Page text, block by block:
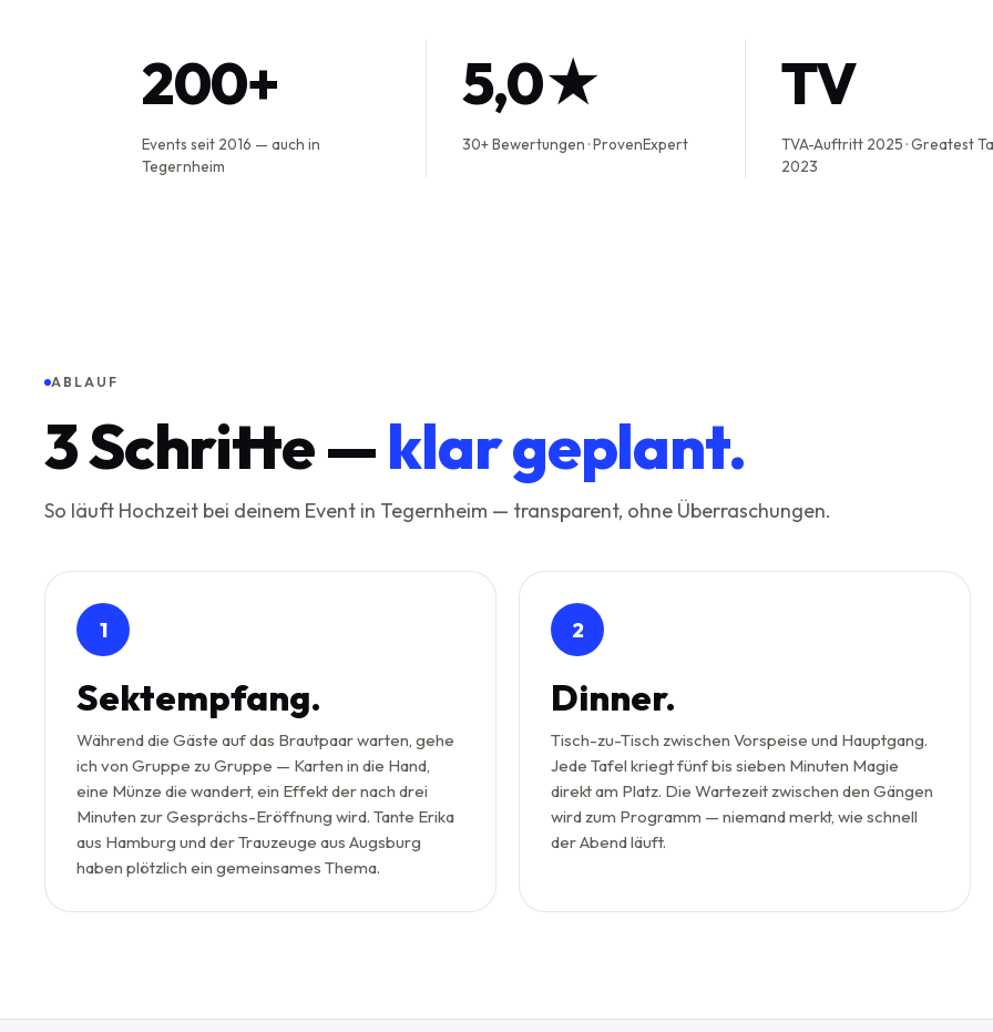
200+
Events seit 2016 — auch in
Tegernheim
5,0★
30+ Bewertungen · ProvenExpert
TV
TVA-Auftritt 2025 · Greatest
2023
ABLAUF
3Schritte —klar geplant.
So läuft Hochzeit bei deinem Event in Tegernheim — transparent, ohne Überraschungen.
1
Sektempfang.
Während die Gäste auf das Brautpaar warten, gehe
ich von Gruppe zu Gruppe — Karten in die Hand,
eine Münze die wandert, ein Effekt der nach drei
Minuten zur Gesprächs-Eröffnung wird. Tante Erika
aus Hamburg und der Trauzeuge aus Augsburg
haben plötzlich ein gemeinsames Thema.
2
Dinner.
Tisch-zu-Tisch zwischen Vorspeise und Hauptgang.
Jede Tafel kriegt fünf bis sieben Minuten Magie
direkt am Platz. Die Wartezeit zwischen den Gängen
wird zum Programm — niemand merkt, wie schnell
der Abend läuft.